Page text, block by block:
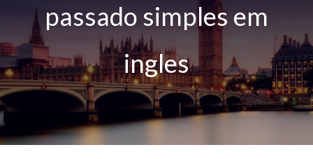
passado simples em
ingles